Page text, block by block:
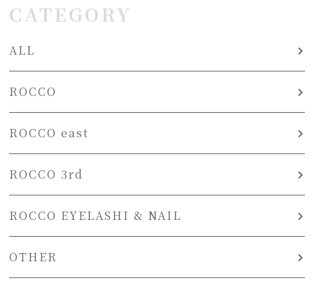
CATEGORY
ALL
ROCCO
ROCCO east
ROCCO 3rd
ROCCO EYELASHI & NAIL
OTHER